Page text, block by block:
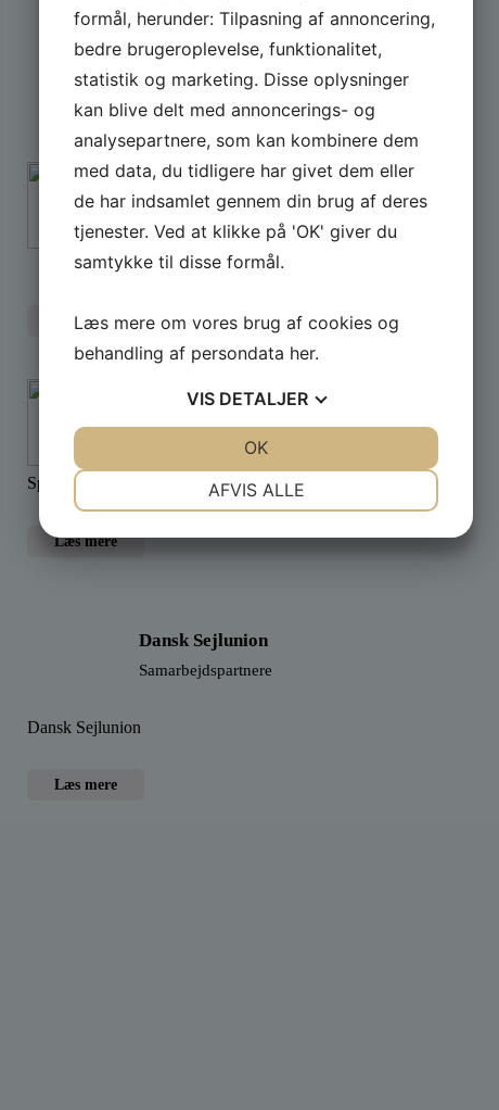
A.P. Møller Fonden
PSK´s nye klubhus opføres med støtte fra A.P.
Møllerfonden
Læs mere
Kenns Biler og Både
Sponsor
Specialister i Yamaha – motorer - både - udstyr
Læs mere
Dansk Sejlunion
Samarbejdspartnere
Dansk Sejlunion
Læs mere
formål, herunder: Tilpasning af annoncering,
bedre brugeroplevelse, funktionalitet,
statistik og marketing. Disse oplysninger
kan blive delt med annoncerings- og
analysepartnere, som kan kombinere dem
med data, du tidligere har givet dem eller
de har indsamlet gennem din brug af deres
tjenester. Ved at klikke på 'OK' giver du
samtykke til disse formål.
Læs mere om vores brug af cookies og
behandling af persondata her.
VIS DETALJER
MARKETING
AFVIS ALLE
OK